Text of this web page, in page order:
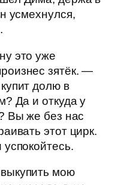
усмехнулся,
это уже
зятёк. —
долю в
Да и откуда у
Вы же без нас
этот цирк.
мою